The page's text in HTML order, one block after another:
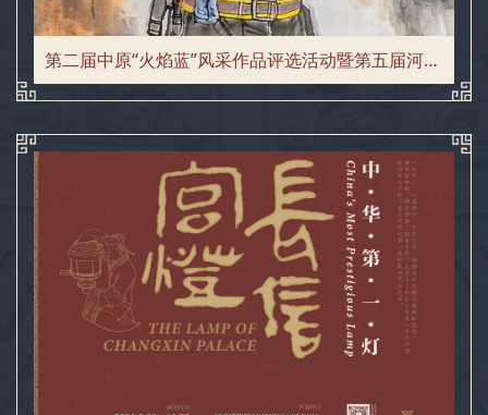
第二届中原“火焰蓝”风采作品评选活动暨第五届河南省儿童消防绘画大赛优秀作品展